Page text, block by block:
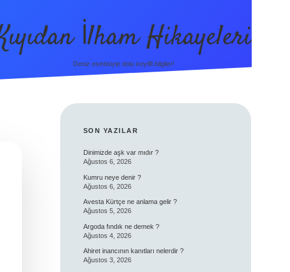
İlham Hikayeleri
Deniz esintisiyle dolu keyifli bilgiler!
SIDEBAR
SON YAZILAR
Dinimizde aşk var mıdır ?
Ağustos 6, 2026
Kumru neye denir ?
Ağustos 6, 2026
Avesta Kürtçe ne anlama gelir ?
Ağustos 5, 2026
Argoda fındık ne demek ?
Ağustos 4, 2026
Ahiret inancının kanıtları nelerdir ?
Ağustos 3, 2026